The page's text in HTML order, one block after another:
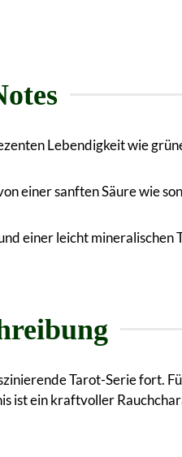
Lebendigkeit wie
einer sanften Säure wie
einer leicht mineralischen
Tarot-Serie fort.
ist ein kraftvoller